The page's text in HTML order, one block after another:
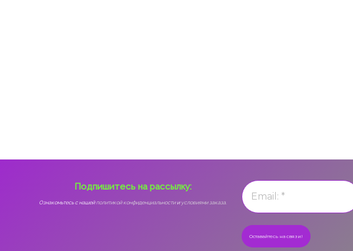
Подпишитесь на рассылку:
Ознакомьтесь с нашей политикой конфиденциальностии условиями заказа.